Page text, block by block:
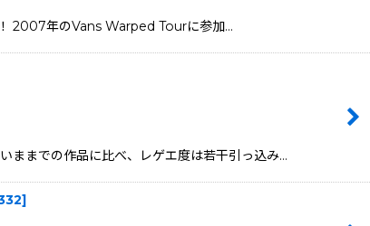
2007年のVans Warped Tourに参加…
までの作品に比べ、レゲエ度は若干引っ込み…
]